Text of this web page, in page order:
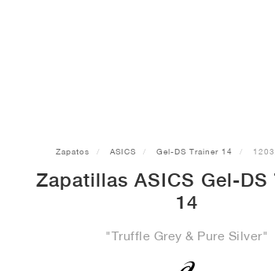
Zapatos ASICS Gel-DS Trainer 14
Zapatillas ASICS Gel-DS
14
"Truffle Grey & Pure Silver"